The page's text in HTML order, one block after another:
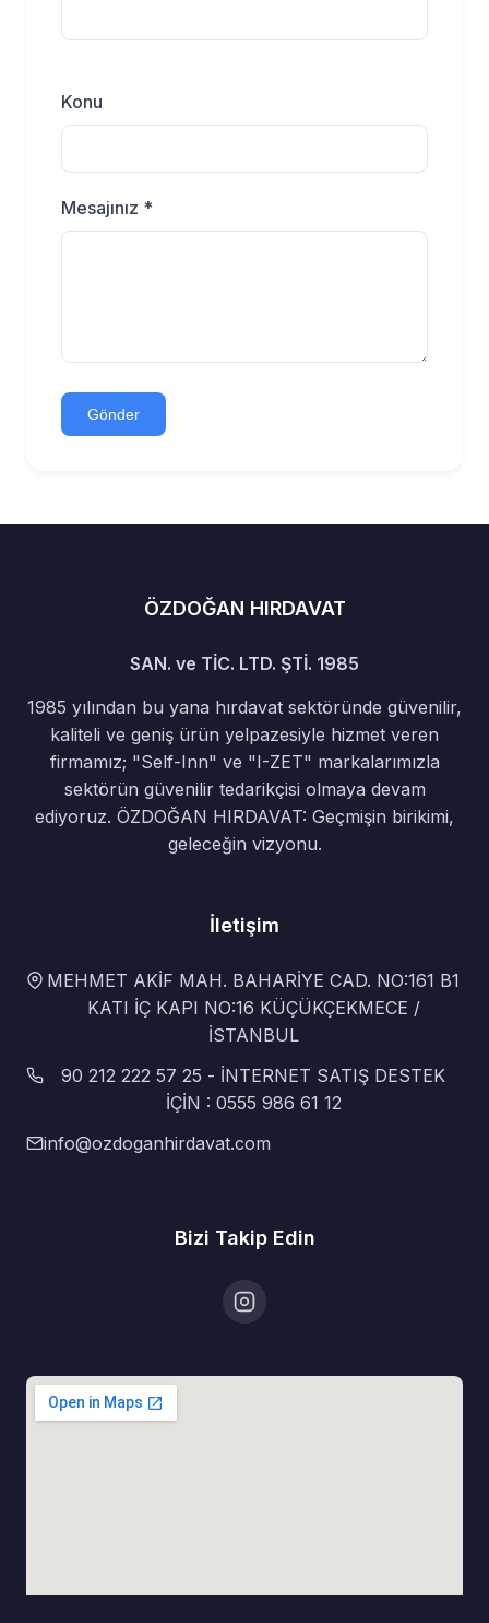
Konu
Mesajınız *
Gönder
ÖZDOĞAN HIRDAVAT
SAN. ve TİC. LTD. ŞTİ. 1985
1985 yılından bu yana hırdavat sektöründe güvenilir,
kaliteli ve geniş ürün yelpazesiyle hizmet veren
firmamız; "Self-Inn" ve "I-ZET" markalarımızla
sektörün güvenilir tedarikçisi olmaya devam
ediyoruz. ÖZDOĞAN HIRDAVAT: Geçmişin birikimi,
geleceğin vizyonu.
İletişim
MEHMET AKİF MAH. BAHARİYE CAD. NO:161 B1
KATI İÇ KAPI NO:16 KÜÇÜKÇEKMECE /
İSTANBUL
90 212 222 57 25 - İNTERNET SATIŞ DESTEK
İÇİN : 0555 986 61 12
info@ozdoganhirdavat.com
Bizi Takip Edin